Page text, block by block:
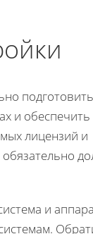
подготовить
и обеспечить
лицензий и
и